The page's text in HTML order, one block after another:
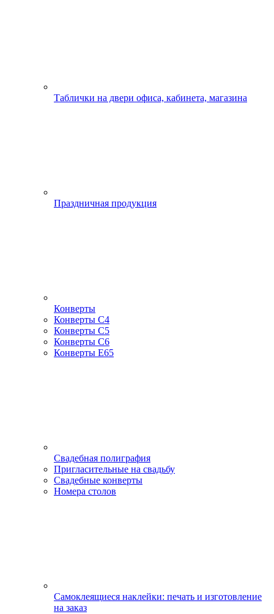
Таблички на двери офиса, кабинета, магазина
Праздничная продукция
Конверты
Конверты С4
Конверты С5
Конверты С6
Конверты Е65
Свадебная полиграфия
Пригласительные на свадьбу
Свадебные конверты
Номера столов
Самоклеящиеся наклейки: печать и изготовление
на заказ